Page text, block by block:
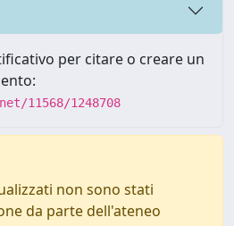
per citare o creare un
11568/1248708
non sono stati
da parte dell'ateneo